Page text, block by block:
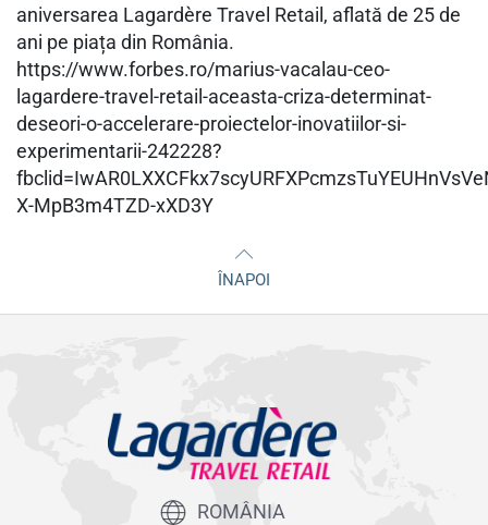
aniversarea Lagardère Travel Retail, aflată de 25 de
ani pe piața din România.
https://www.forbes.ro/marius-vacalau-ceo-
lagardere-travel-retail-aceasta-criza-determinat-
deseori-o-accelerare-proiectelor-inovatiilor-si-
experimentarii-242228?
X-MpB3m4TZD-xXD3Y
ÎNAPOI
ROMÂNIA